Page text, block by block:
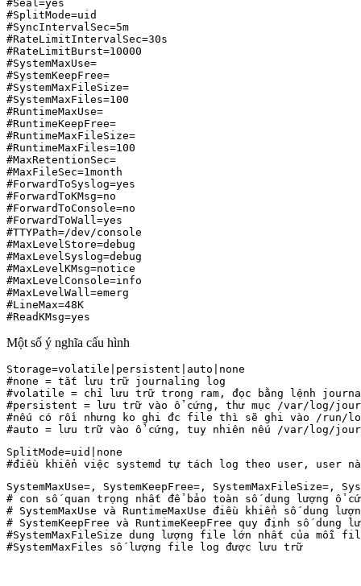
#Seal=yes
#SplitMode=uid
#SyncIntervalSec=5m
#RateLimitIntervalSec=30s
#RateLimitBurst=10000
#SystemMaxUse=
#SystemKeepFree=
#SystemMaxFileSize=
#SystemMaxFiles=100
#RuntimeMaxUse=
#RuntimeKeepFree=
#RuntimeMaxFileSize=
#RuntimeMaxFiles=100
#MaxRetentionSec=
#MaxFileSec=1month
#ForwardToSyslog=yes
#ForwardToKMsg=no
#ForwardToConsole=no
#ForwardToWall=yes
#TTYPath=/dev/console
#MaxLevelStore=debug
#MaxLevelSyslog=debug
#MaxLevelKMsg=notice
#MaxLevelConsole=info
#MaxLevelWall=emerg
#LineMax=48K
Một số ý nghĩa cấu hình
Storage=volatile|persistent|auto|none
#none = tắt lưu trữ journaling log
#volatile = chỉ lưu trữ trong ram, đọc bằng lệnh
#persistent = lưu trữ vào ổ cứng, thư mục /var/log/
#nếu có rồi nhưng ko ghi đc file thì sẽ ghi vào /run/
#auto = lưu trữ vào ổ cứng, tuy nhiên nếu /var/log/
SplitMode=uid|none
SystemMaxUse=, SystemKeepFree=, SystemMaxFileSize=,
# con số quan trọng nhất để bảo toàn số dung lượng ổ
# SystemMaxUse và RuntimeMaxUse điều khiển số
# SystemKeepFree và RuntimeKeepFree quy định số
#SystemMaxFileSize dung lượng file lớn nhất của mỗi
#SystemMaxFiles số lượng file log được lưu trữ